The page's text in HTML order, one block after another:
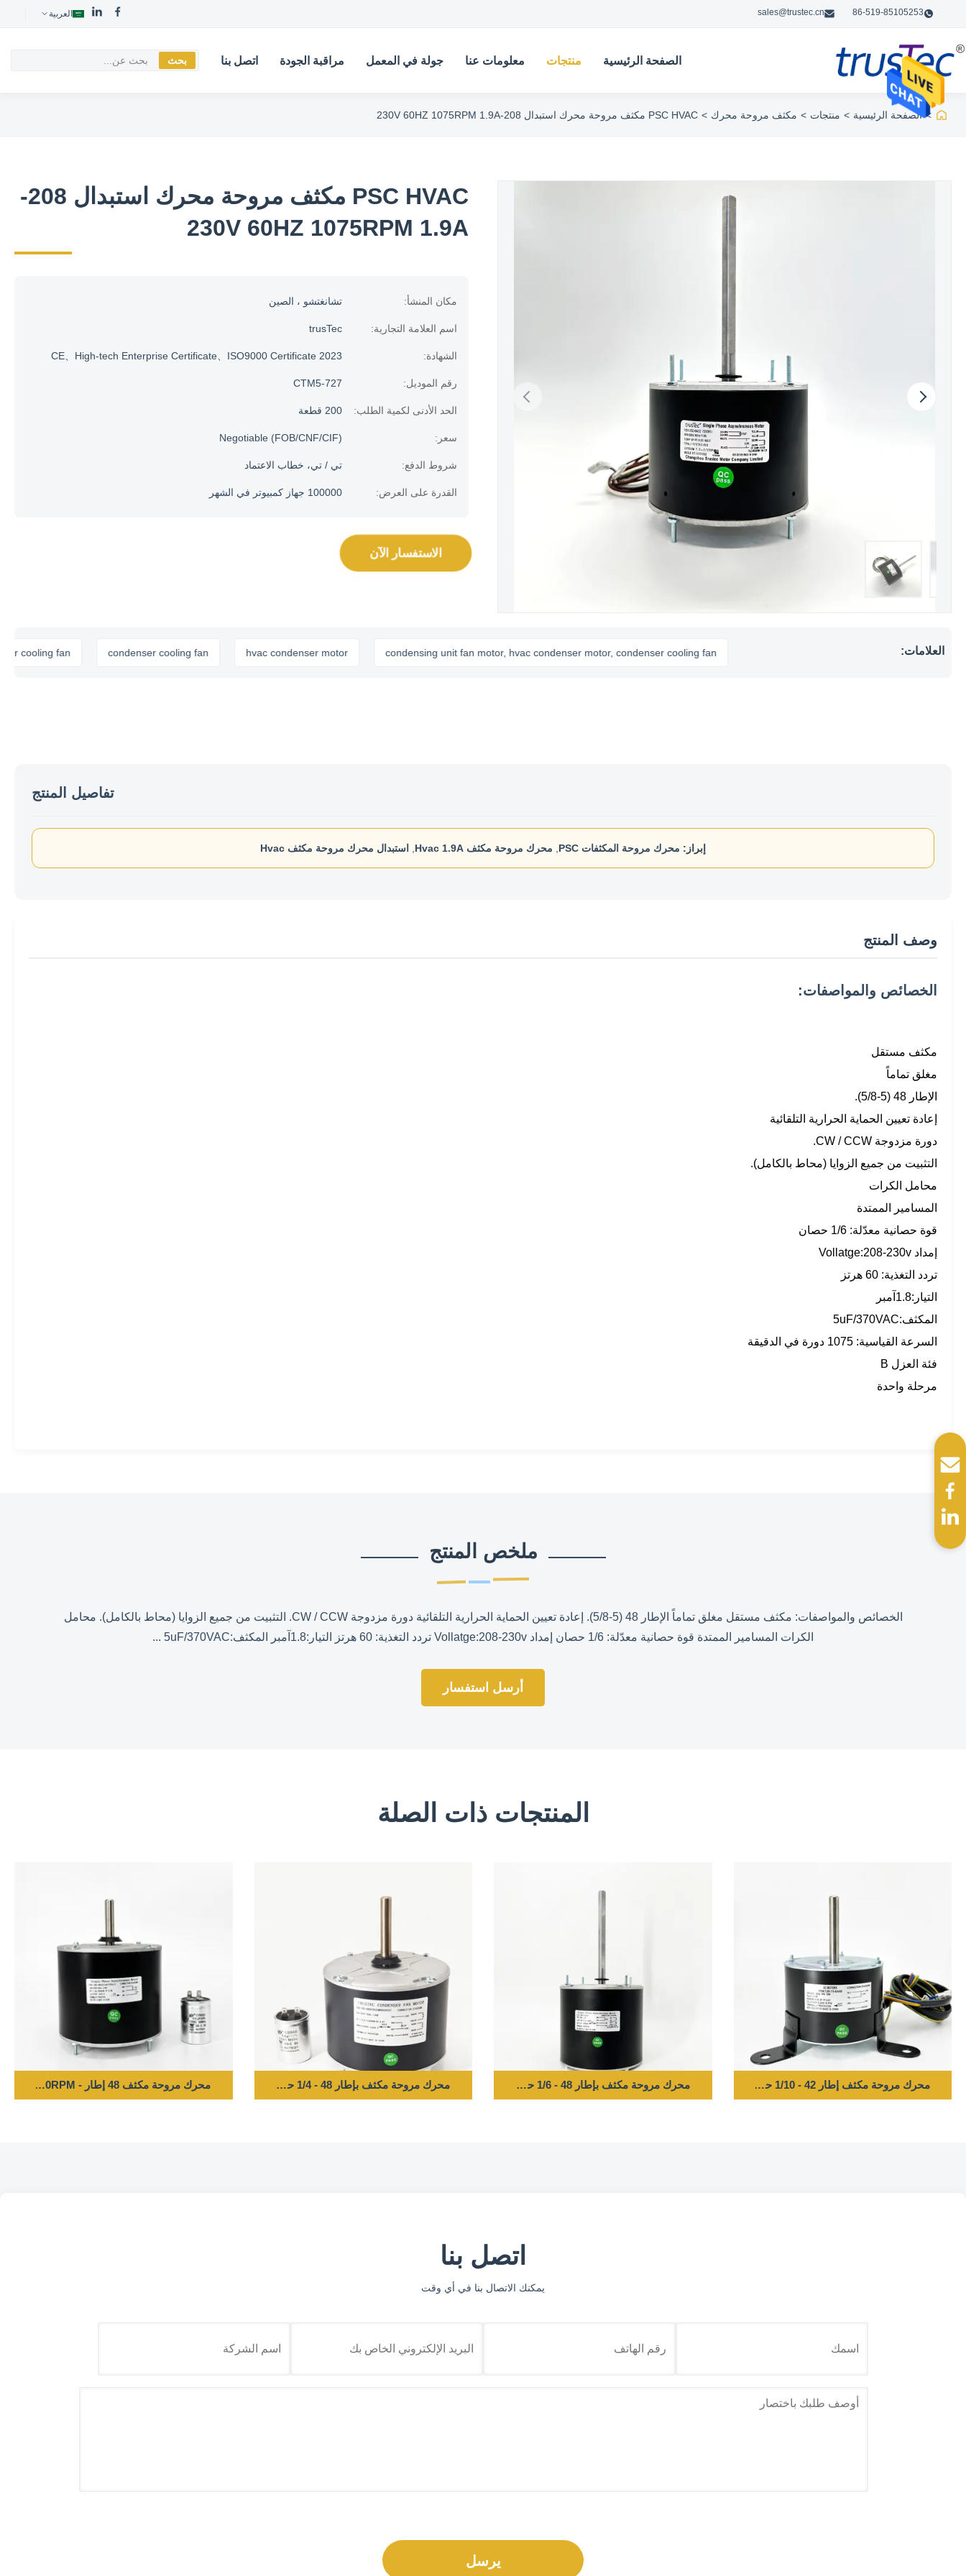
86-519-85105253
sales@trustec.cn العربية
الصفحة الرئيسية منتجات معلومات عنا جولة في المعمل مراقبة الجودة اتصل بنا بحث
> الصفحة الرئيسية > منتجات > مكثف مروحة محرك > PSC HVAC مكثف مروحة محرك استبدال 208-230V 60HZ 1075RPM 1.9A
PSC HVAC مكثف مروحة محرك استبدال 208-
230V 60HZ 1075RPM 1.9A
مكان المنشأ: تشانغتشو ، الصين
اسم العلامة التجارية: trusTec
الشهادة: CE、High-tech Enterprise Certificate、ISO9000 Certificate 2023
رقم الموديل: CTM5-727
الحد الأدنى لكمية الطلب: 200 قطعة
سعر: Negotiable (FOB/CNF/CIF)
شروط الدفع: تي / تي، خطاب الاعتماد
القدرة على العرض: 100000 جهاز كمبيوتر في الشهر
الاستفسار الآن
العلامات: condensing unit fan motor, hvac condenser motor, condenser cooling fan
hvac condenser motor
condenser cooling fan
fan
تفاصيل المنتج
إبراز: محرك مروحة المكثفات PSC محرك مروحة مكثف Hvac 1.9A استبدال محرك مروحة مكثف Hvac
وصف المنتج
الخصائص والمواصفات:
مكثف مستقل
مغلق تماماً
الإطار 48 (5-5/8).
إعادة تعيين الحماية الحرارية التلقائية
دورة مزدوجة CW / CCW.
التثبيت من جميع الزوايا (محاط بالكامل).
محامل الكرات
المسامير الممتدة
قوة حصانية معدّلة: 1/6 حصان
إمداد Vollatge:208-230v
تردد التغذية: 60 هرتز
التيار:1.8آمبر
المكثف:5uF/370VAC
السرعة القياسية: 1075 دورة في الدقيقة
فئة العزل B
مرحلة واحدة
ملخص المنتج
الخصائص والمواصفات: مكثف مستقل مغلق تماماً الإطار 48 (5-5/8). إعادة تعيين الحماية الحرارية التلقائية دورة مزدوجة CW / CCW. التثبيت من جميع الزوايا (محاط بالكامل). محامل
الكرات المسامير الممتدة قوة حصانية معدّلة: 1/6 حصان إمداد Vollatge:208-230v تردد التغذية: 60 هرتز التيار:1.8آمبر المكثف:5uF/370VAC ...
أرسل استفسار
المنتجات ذات الصلة
محرك مروحة مكثف إطار 42 - 1/10 حصان 220-240 فولت 50 هرتز 850 دورة في الدقيقة محرك مروحة مكثف بإطار 48 - 1/6 حصان 208-230 فولت 60 هرتز 1075 دورة في الدقيقة محرك مروحة مكثف بإطار 48 - 1/4 حصان 208/230 فولت 60 هرتز 1100 دورة في الدقيقة 5 ميكروفاراد/370 فولت دوران في اتجاه عقارب الساعة/عكس اتجاه عقارب الساعة - محرك بديل 0131M00018PSP محرك مروحة مكثف 48 إطار - 1/4HP 208-230V 60HZ 850RPM
اتصل بنا
يمكنك الاتصال بنا في أي وقت
يرسل